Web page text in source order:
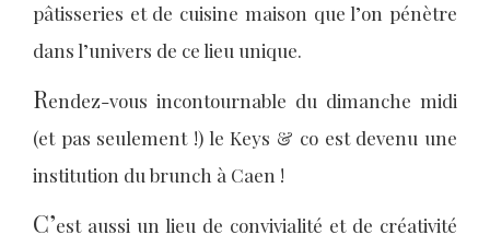
pâtisseries et de cuisine maison que l’on pénètre
dans l’univers de ce lieu unique.
Rendez-vous incontournable du dimanche midi
(et pas seulement !) le Keys & co est devenu une
institution du brunch à Caen !
C’est aussi un lieu de convivialité et de créativité